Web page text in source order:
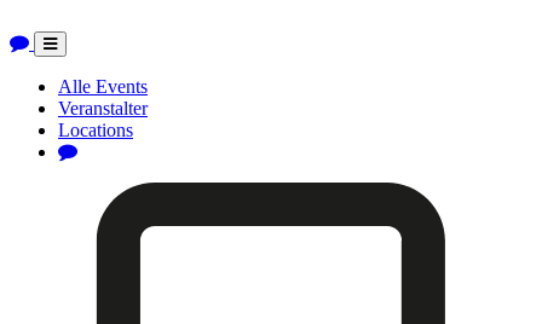
Toggle
navigation
Alle Events
Veranstalter
Locations